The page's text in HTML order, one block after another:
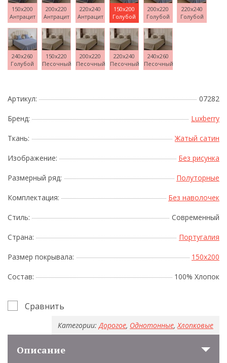
150x200
Антрацит
200x220
Антрацит
220x240
Антрацит
150x200
Голубой
200x220
Голубой
220x240
Голубой
240x260
Голубой
150x220
Песочный
200x220
Песочный
220x240
Песочный
240x260
Песочный
Артикул: 07282
Бренд: Luxberry
Ткань: Жатый сатин
Изображение: Без рисунка
Размерный ряд: Полуторные
Комплектация: Без наволочек
Стиль: Современный
Страна: Португалия
Размер покрывала: 150x200
Состав: 100% Хлопок
Сравнить
Категории: Дорогое, Однотонные, Хлопковые
Описание